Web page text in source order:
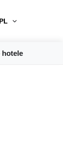
PL
hotele